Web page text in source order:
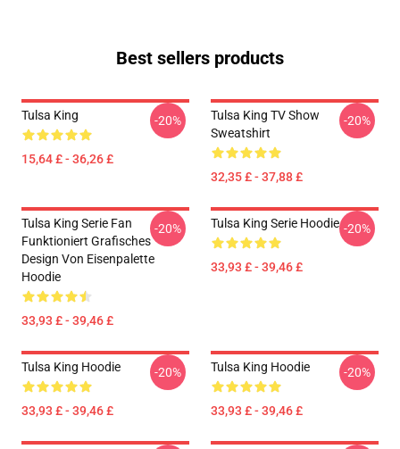
Best sellers products
Tulsa King
15,64 £ - 36,26 £
-20%
Tulsa King TV Show
Sweatshirt
32,35 £ - 37,88 £
-20%
Tulsa King Serie Fan
Funktioniert Grafisches
Design Von Eisenpalette
Hoodie
33,93 £ - 39,46 £
-20% Tulsa King Serie Hoodie
33,93 £ - 39,46 £
-20%
Tulsa King Hoodie
33,93 £ - 39,46 £
-20% Tulsa King Hoodie
33,93 £ - 39,46 £
-20%